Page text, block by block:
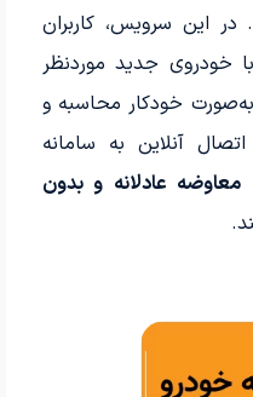
در این سرویس، کاربران
خودروی جدید موردنظر
خودکار محاسبه و
آنلاین به سامانه
معاوضه عادلانه و بدون